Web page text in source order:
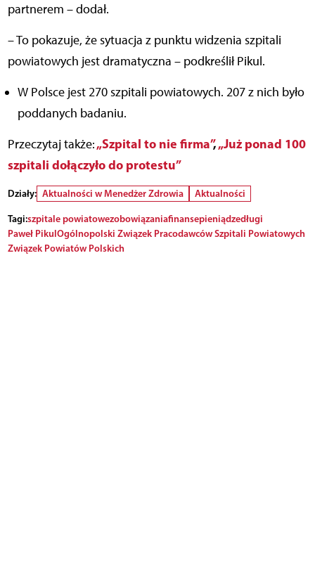
partnerem – dodał.
– To pokazuje, że sytuacja z punktu widzenia szpitali
powiatowych jest dramatyczna – podkreślił Pikul.
W Polsce jest 270 szpitali powiatowych. 207 z nich było
poddanych badaniu.
Przeczytaj także:„Szpital to nie firma”,„Już ponad 100
szpitali dołączyło do protestu”
Działy: Aktualności w Menedżer Zdrowia
Aktualności
Tagi:szpitale powiatowezobowiązaniafinansepieniądzedługi
Paweł PikulOgólnopolski Związek Pracodawców Szpitali Powiatowych
Związek Powiatów Polskich